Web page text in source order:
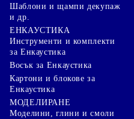
Шаблони и щампи декупаж
и др.
ЕНКАУСТИКА
Инструменти и комплекти
за Енкаустика
Восък за Енкаустика
Картони и блокове за
Енкаустика
МОДЕЛИРАНЕ
Моделини, глини и смоли